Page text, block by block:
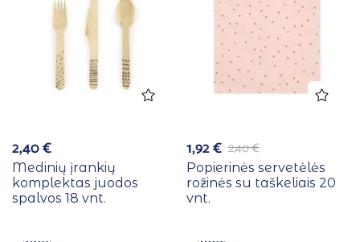
2,40€
Medinių įrankių
komplektas juodos
spalvos 18 vnt.
2,40€
1,92€
Popierinės servetėlės
rožinės su taškeliais 20
vnt.